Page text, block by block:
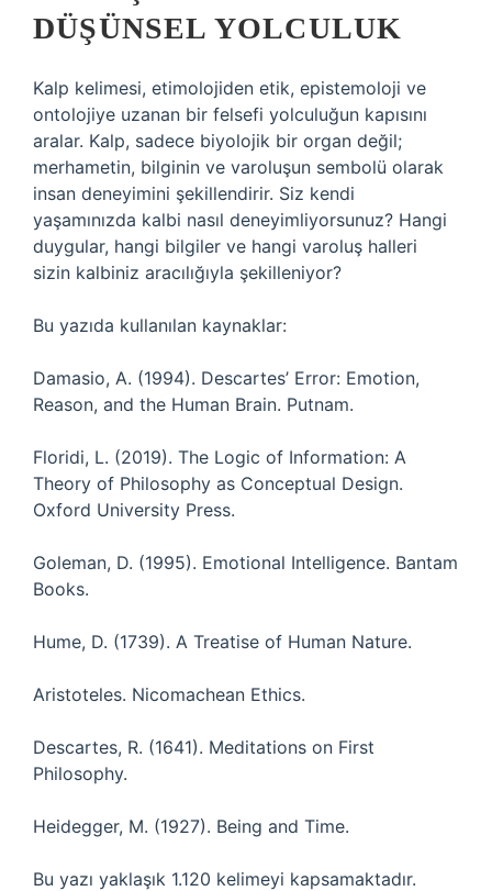
DÜŞÜNSEL YOLCULUK
Kalp kelimesi, etimolojiden etik, epistemoloji ve
ontolojiye uzanan bir felsefi yolculuğun kapısını
aralar. Kalp, sadece biyolojik bir organ değil;
merhametin, bilginin ve varoluşun sembolü olarak
insan deneyimini şekillendirir. Siz kendi
yaşamınızda kalbi nasıl deneyimliyorsunuz? Hangi
duygular, hangi bilgiler ve hangi varoluş halleri
sizin kalbiniz aracılığıyla şekilleniyor?
Bu yazıda kullanılan kaynaklar:
Damasio, A. (1994). Descartes’ Error: Emotion,
Reason, and the Human Brain. Putnam.
Floridi, L. (2019). The Logic of Information: A
Theory of Philosophy as Conceptual Design.
Oxford University Press.
Goleman, D. (1995). Emotional Intelligence. Bantam
Books.
Hume, D. (1739). A Treatise of Human Nature.
Aristoteles. Nicomachean Ethics.
Descartes, R. (1641). Meditations on First
Philosophy.
Heidegger, M. (1927). Being and Time.
Bu yazı yaklaşık 1.120 kelimeyi kapsamaktadır.